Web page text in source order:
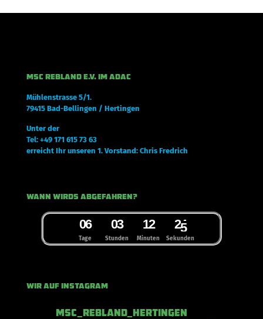
MSC REBLAND E.V. IM ADAC
Mühlenstrasse 5/1.
79415 Bad-Bellingen / Hertingen
Unter der
Tel: +49 171 615 73 63
erreicht Ihr unseren 1. Vorstand: Chris Fredrich
Wann wirds abgefahren?
Tage
06
Stunden
03
Minuten
12
Sekunden
24
5
Wir auf Instagram
msc_rebland_hertingen